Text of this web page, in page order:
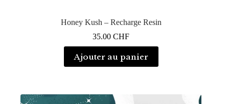
Honey Kush – Recharge Resin
35.00CHF
Ajouter au panier